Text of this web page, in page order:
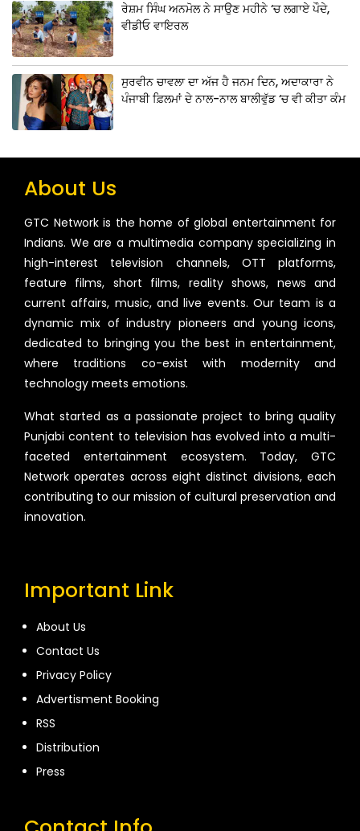
ਰੇਸ਼ਮ ਸਿੰਘ ਅਨਮੋਲ ਨੇ ਸਾਉਣ ਮਹੀਨੇ ‘ਚ ਲਗਾਏ ਪੌਦੇ,
ਵੀਡੀਓ ਵਾਇਰਲ
ਸੁਰਵੀਨ ਚਾਵਲਾ ਦਾ ਅੱਜ ਹੈ ਜਨਮ ਦਿਨ, ਅਦਾਕਾਰਾ ਨੇ
ਪੰਜਾਬੀ ਫ਼ਿਲਮਾਂ ਦੇ ਨਾਲ-ਨਾਲ ਬਾਲੀਵੁੱਡ ‘ਚ ਵੀ ਕੀਤਾ ਕੰਮ
About Us
GTC Network is the home of global entertainment for
Indians. We are a multimedia company specializing in
high-interest television channels, OTT platforms,
feature films, short films, reality shows, news and
current affairs, music, and live events. Our team is a
dynamic mix of industry pioneers and young icons,
dedicated to bringing you the best in entertainment,
where traditions co-exist with modernity and
technology meets emotions.
What started as a passionate project to bring quality
Punjabi content to television has evolved into a multi-
faceted entertainment ecosystem. Today, GTC
Network operates across eight distinct divisions, each
contributing to our mission of cultural preservation and
innovation.
Important Link
About Us
Contact Us
Privacy Policy
Advertisment Booking
RSS
Distribution
Press